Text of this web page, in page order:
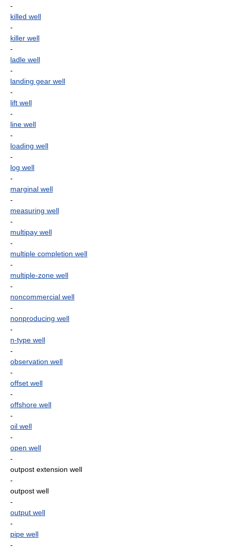
-
killed well
-
killer well
-
ladle well
-
landing gear well
-
lift well
-
line well
-
loading well
-
log well
-
marginal well
-
measuring well
-
multipay well
-
multiple completion well
-
multiple-zone well
-
noncommercial well
-
nonproducing well
-
n-type well
-
observation well
-
offset well
-
offshore well
-
oil well
-
open well
-
outpost extension well
-
outpost well
-
output well
-
pipe well
-